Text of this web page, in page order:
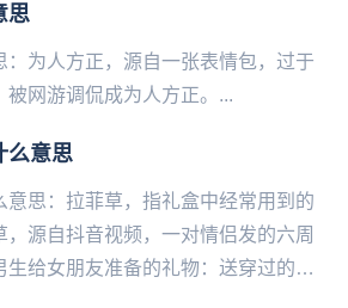
思
：为人方正，源自一张表情包，过于
被网游调侃成为人方正。...
么意思
意思：拉菲草，指礼盒中经常用到的
源自抖音视频，一对情侣发的六周
生给女朋友准备的礼物：送穿过的棉